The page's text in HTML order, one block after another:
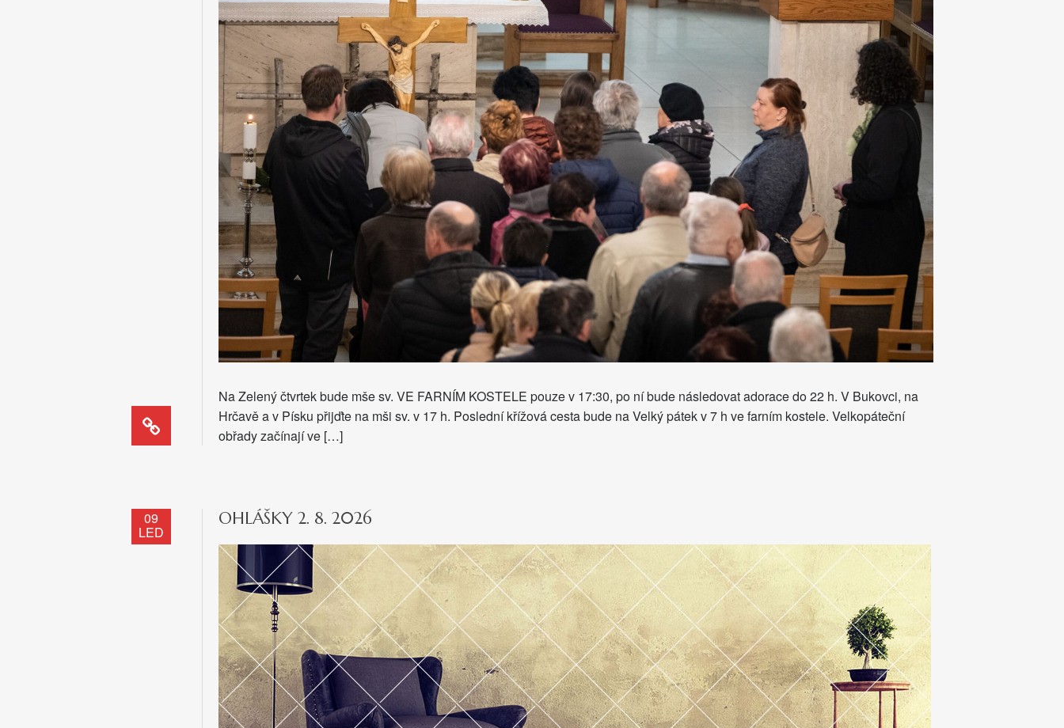
Na Zelený čtvrtek bude mše sv. VE FARNÍM KOSTELE pouze v 17:30, po ní bude následovat adorace do 22 h. V Bukovci, na
Hrčavě a v Písku přijďte na mši sv. v 17 h. Poslední křížová cesta bude na Velký pátek v 7 h ve farním kostele. Velkopáteční
obřady začínají ve […]
09
LED
OHLÁŠKY 2. 8. 2026